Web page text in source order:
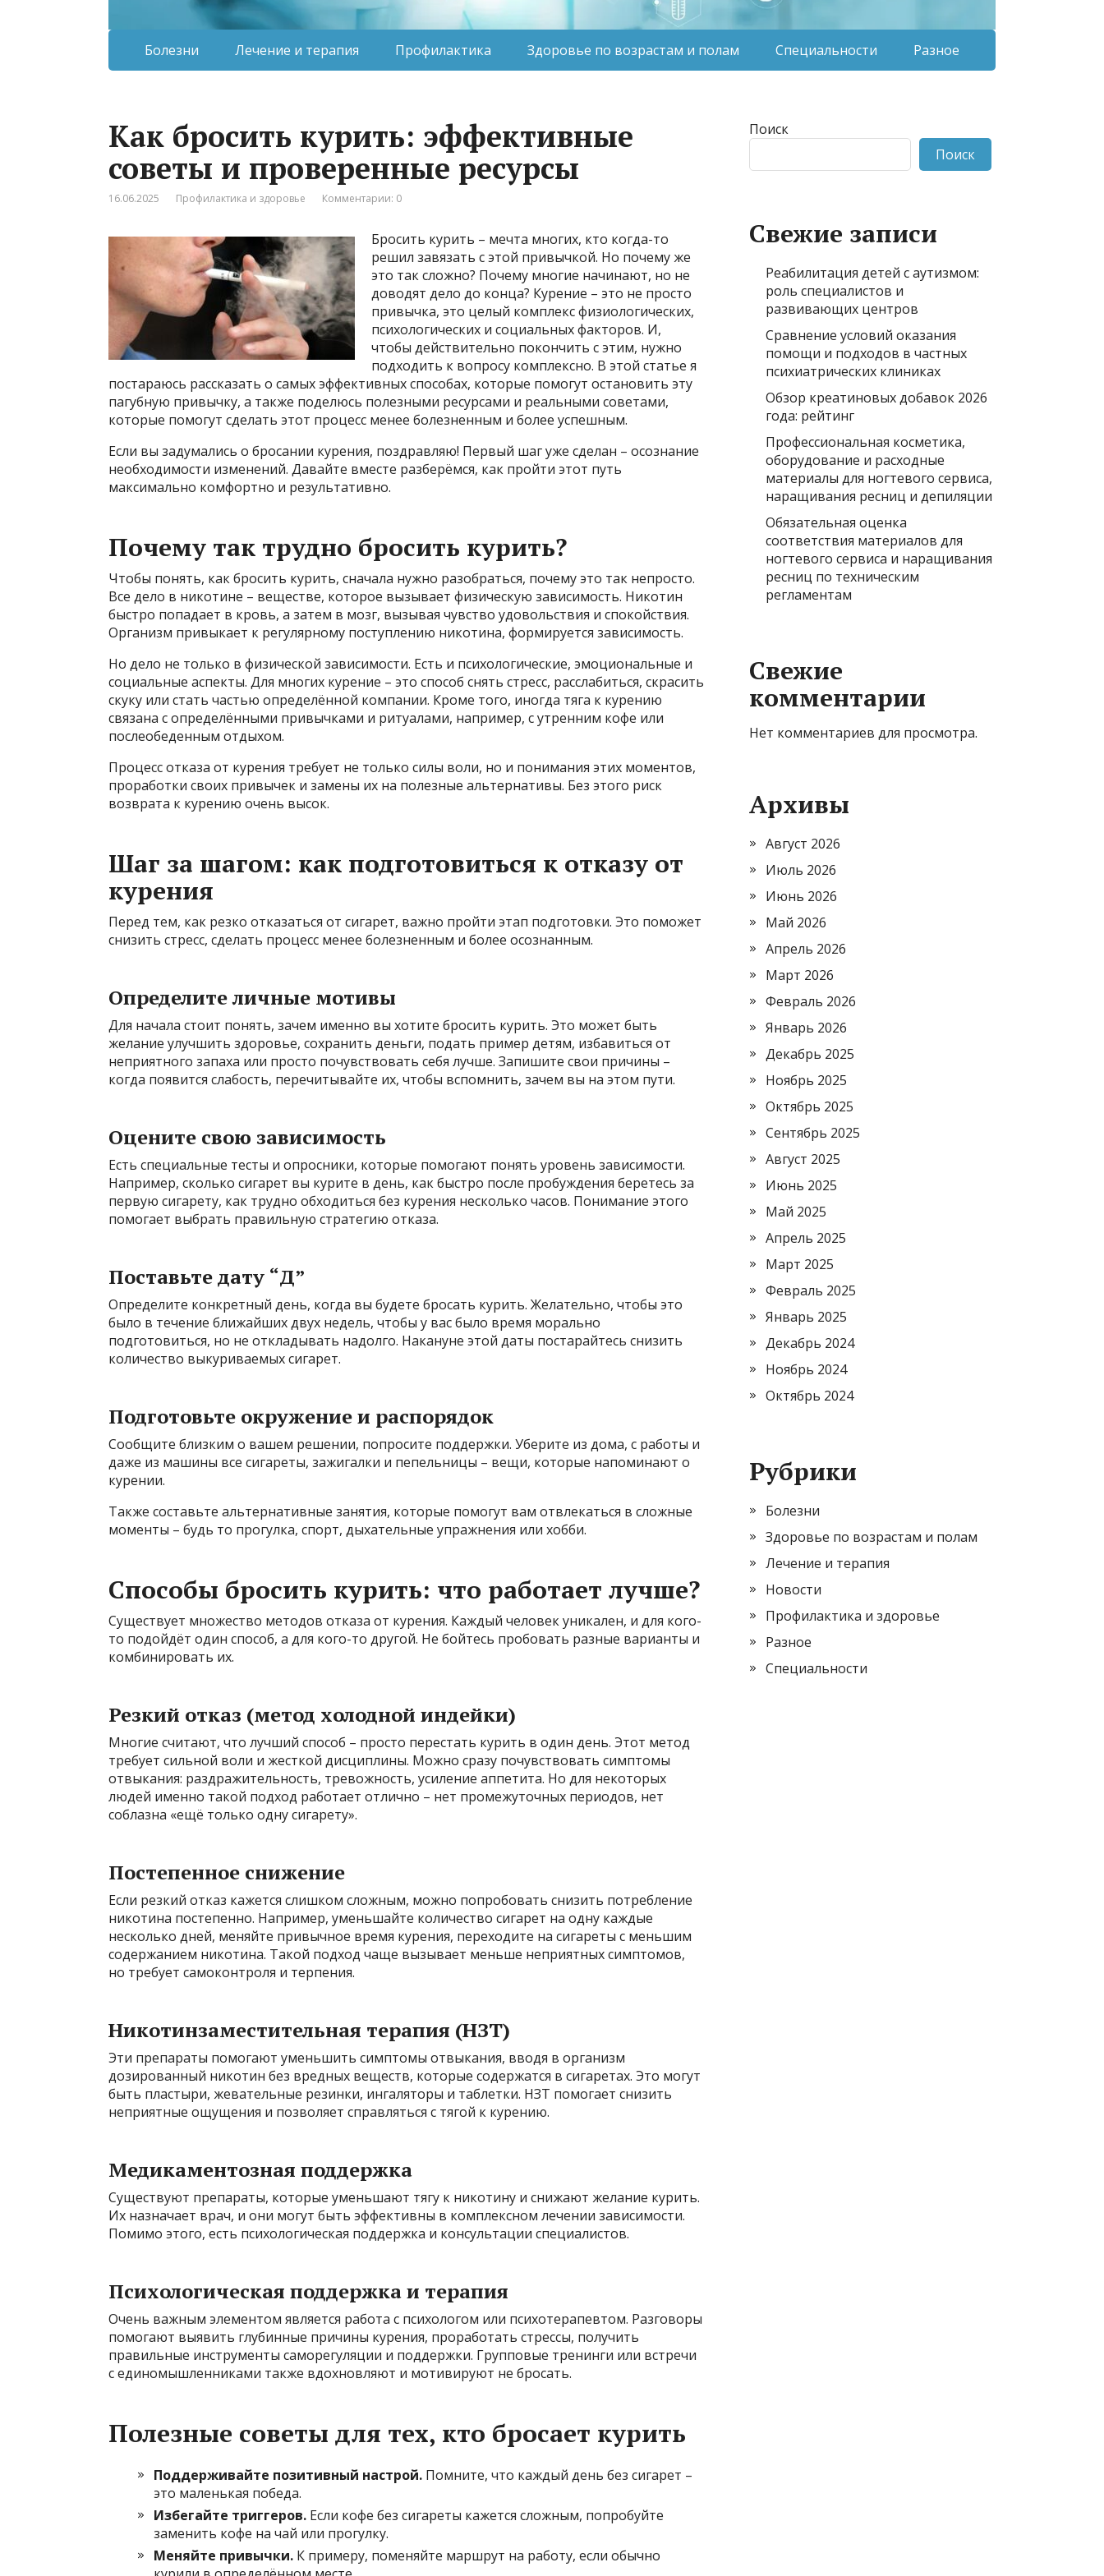
Болезни Лечение и терапия Профилактика Здоровье по возрастам и полам Специальности Разное
Как бросить курить: эффективные
советы и проверенные ресурсы
16.06.2025 Профилактика и здоровье Комментарии: 0
Бросить курить – мечта многих, кто когда-то
решил завязать с этой привычкой. Но почему же
это так сложно? Почему многие начинают, но не
доводят дело до конца? Курение – это не просто
привычка, это целый комплекс физиологических,
психологических и социальных факторов. И,
чтобы действительно покончить с этим, нужно
подходить к вопросу комплексно. В этой статье я
постараюсь рассказать о самых эффективных способах, которые помогут остановить эту
пагубную привычку, а также поделюсь полезными ресурсами и реальными советами,
которые помогут сделать этот процесс менее болезненным и более успешным.
Если вы задумались о бросании курения, поздравляю! Первый шаг уже сделан – осознание
необходимости изменений. Давайте вместе разберёмся, как пройти этот путь
максимально комфортно и результативно.
Почему так трудно бросить курить?
Чтобы понять, как бросить курить, сначала нужно разобраться, почему это так непросто.
Все дело в никотине – веществе, которое вызывает физическую зависимость. Никотин
быстро попадает в кровь, а затем в мозг, вызывая чувство удовольствия и спокойствия.
Организм привыкает к регулярному поступлению никотина, формируется зависимость.
Но дело не только в физической зависимости. Есть и психологические, эмоциональные и
социальные аспекты. Для многих курение – это способ снять стресс, расслабиться, скрасить
скуку или стать частью определённой компании. Кроме того, иногда тяга к курению
связана с определёнными привычками и ритуалами, например, с утренним кофе или
послеобеденным отдыхом.
Процесс отказа от курения требует не только силы воли, но и понимания этих моментов,
проработки своих привычек и замены их на полезные альтернативы. Без этого риск
возврата к курению очень высок.
Шаг за шагом: как подготовиться к отказу от
курения
Перед тем, как резко отказаться от сигарет, важно пройти этап подготовки. Это поможет
снизить стресс, сделать процесс менее болезненным и более осознанным.
Определите личные мотивы
Для начала стоит понять, зачем именно вы хотите бросить курить. Это может быть
желание улучшить здоровье, сохранить деньги, подать пример детям, избавиться от
неприятного запаха или просто почувствовать себя лучше. Запишите свои причины –
когда появится слабость, перечитывайте их, чтобы вспомнить, зачем вы на этом пути.
Оцените свою зависимость
Есть специальные тесты и опросники, которые помогают понять уровень зависимости.
Например, сколько сигарет вы курите в день, как быстро после пробуждения беретесь за
первую сигарету, как трудно обходиться без курения несколько часов. Понимание этого
помогает выбрать правильную стратегию отказа.
Поставьте дату “Д”
Определите конкретный день, когда вы будете бросать курить. Желательно, чтобы это
было в течение ближайших двух недель, чтобы у вас было время морально
подготовиться, но не откладывать надолго. Накануне этой даты постарайтесь снизить
количество выкуриваемых сигарет.
Подготовьте окружение и распорядок
Сообщите близким о вашем решении, попросите поддержки. Уберите из дома, с работы и
даже из машины все сигареты, зажигалки и пепельницы – вещи, которые напоминают о
курении.
Также составьте альтернативные занятия, которые помогут вам отвлекаться в сложные
моменты – будь то прогулка, спорт, дыхательные упражнения или хобби.
Способы бросить курить: что работает лучше?
Существует множество методов отказа от курения. Каждый человек уникален, и для кого-
то подойдёт один способ, а для кого-то другой. Не бойтесь пробовать разные варианты и
комбинировать их.
Резкий отказ (метод холодной индейки)
Многие считают, что лучший способ – просто перестать курить в один день. Этот метод
требует сильной воли и жесткой дисциплины. Можно сразу почувствовать симптомы
отвыкания: раздражительность, тревожность, усиление аппетита. Но для некоторых
людей именно такой подход работает отлично – нет промежуточных периодов, нет
соблазна «ещё только одну сигарету».
Постепенное снижение
Если резкий отказ кажется слишком сложным, можно попробовать снизить потребление
никотина постепенно. Например, уменьшайте количество сигарет на одну каждые
несколько дней, меняйте привычное время курения, переходите на сигареты с меньшим
содержанием никотина. Такой подход чаще вызывает меньше неприятных симптомов,
но требует самоконтроля и терпения.
Никотинзаместительная терапия (НЗТ)
Эти препараты помогают уменьшить симптомы отвыкания, вводя в организм
дозированный никотин без вредных веществ, которые содержатся в сигаретах. Это могут
быть пластыри, жевательные резинки, ингаляторы и таблетки. НЗТ помогает снизить
неприятные ощущения и позволяет справляться с тягой к курению.
Медикаментозная поддержка
Существуют препараты, которые уменьшают тягу к никотину и снижают желание курить.
Их назначает врач, и они могут быть эффективны в комплексном лечении зависимости.
Помимо этого, есть психологическая поддержка и консультации специалистов.
Психологическая поддержка и терапия
Очень важным элементом является работа с психологом или психотерапевтом. Разговоры
помогают выявить глубинные причины курения, проработать стрессы, получить
правильные инструменты саморегуляции и поддержки. Групповые тренинги или встречи
с единомышленниками также вдохновляют и мотивируют не бросать.
Полезные советы для тех, кто бросает курить
Поддерживайте позитивный настрой. Помните, что каждый день без сигарет –
это маленькая победа.
Избегайте триггеров. Если кофе без сигареты кажется сложным, попробуйте
заменить кофе на чай или прогулку.
Меняйте привычки. К примеру, поменяйте маршрут на работу, если обычно
Поиск
Поиск
Свежие записи
Реабилитация детей с аутизмом:
роль специалистов и
развивающих центров
Сравнение условий оказания
помощи и подходов в частных
психиатрических клиниках
Обзор креатиновых добавок 2026
года: рейтинг
Профессиональная косметика,
оборудование и расходные
материалы для ногтевого сервиса,
наращивания ресниц и депиляции
Обязательная оценка
соответствия материалов для
ногтевого сервиса и наращивания
ресниц по техническим
регламентам
Свежие
комментарии
Нет комментариев для просмотра.
Архивы
Август 2026
Июль 2026
Июнь 2026
Май 2026
Апрель 2026
Март 2026
Февраль 2026
Январь 2026
Декабрь 2025
Ноябрь 2025
Октябрь 2025
Сентябрь 2025
Август 2025
Июнь 2025
Май 2025
Апрель 2025
Март 2025
Февраль 2025
Январь 2025
Декабрь 2024
Ноябрь 2024
Октябрь 2024
Рубрики
Болезни
Здоровье по возрастам и полам
Лечение и терапия
Новости
Профилактика и здоровье
Разное
Специальности